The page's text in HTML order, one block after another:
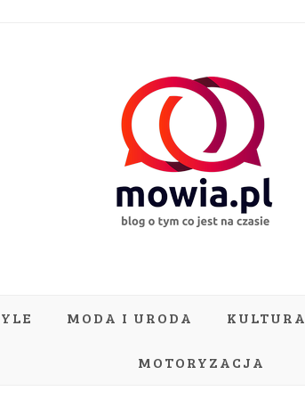
MODA I URODA KULTURA
MOTORYZACJA